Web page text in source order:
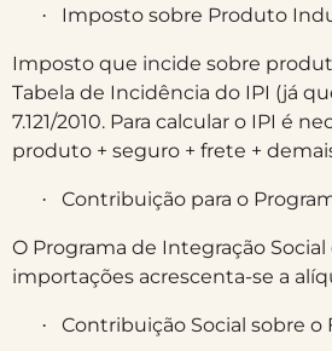
· Imposto sobre Produto
Imposto que incide sobre
Tabela de Incidência do IPI (já
7.121/2010. Para calcular o IPI é
produto + seguro + frete +
· Contribuição para o
O Programa de Integração
importações acrescenta-se a
· Contribuição Social sobre o